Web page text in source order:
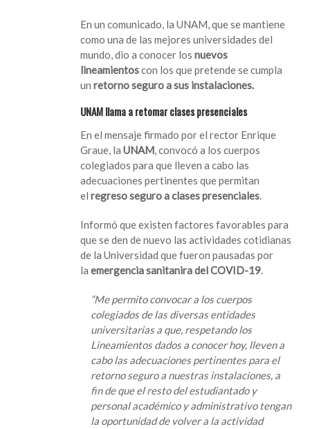
En un comunicado, la UNAM, que se mantiene
como una de las mejores universidades del
mundo, dio a conocer losnuevos
lineamientoscon los que pretende se cumpla
un retorno seguro a sus instalaciones.
UNAM llama a retomar clases presenciales
En el mensaje firmado por el rector Enrique
Graue, laUNAM, convocó a los cuerpos
colegiados para que lleven a cabo las
adecuaciones pertinentes que permitan
el regreso seguro a clases presenciales.
Informó que existen factores favorables para
que se den de nuevo las actividades cotidianas
de la Universidad que fueron pausadas por
laemergencia sanitanira del COVID-19.
“Me permito convocar a los cuerpos
colegiados de las diversas entidades
universitarias a que, respetando los
Lineamientos dados a conocer hoy, lleven a
cabo las adecuaciones pertinentes para el
retorno seguro a nuestras instalaciones, a
fin de que el resto del estudiantado y
personal académico y administrativo tengan
la oportunidad de volver a la actividad